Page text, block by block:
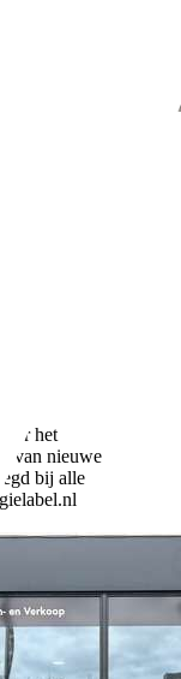
het
van nieuwe
bij alle